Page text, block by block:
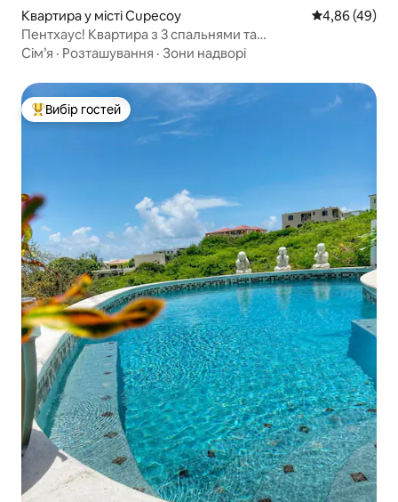
Квартира у місті Cupecoy Середня
4,86 (49)
Пентхаус! Квартира з 3 спальнями та
приголомшливими краєвидами!
Сім’я · Розташування · Зони надворі
Топ вибір гостей
Вибір гостей